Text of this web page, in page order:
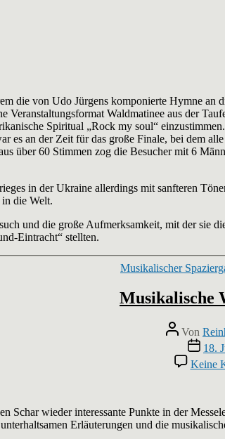
die von Udo Jürgens komponierte Hymne
Veranstaltungsformat Waldmatinee aus der
Spiritual „Rock my soul“
es an der Zeit für das große Finale, bei dem
über 60 Stimmen zog die Besucher mit 6
in der Ukraine allerdings mit sanfteren
die Welt.
und die große Aufmerksamkeit, mit der
Eintracht“ stellten.
Musikalischer
Musikalische
Beitragsautor
Von
18.
Keine
Schar wieder interessante Punkte in der
Erläuterungen und die